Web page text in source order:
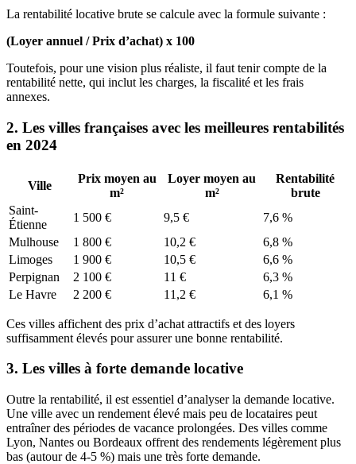
La rentabilité locative brute se calcule avec la formule suivante :
(Loyer annuel / Prix d’achat) x 100
Toutefois, pour une vision plus réaliste, il faut tenir compte de la
rentabilité nette, qui inclut les charges, la fiscalité et les frais
annexes.
2. Les villes françaises avec les meilleures rentabilités
en 2024
Ville
Prix moyen au
m²
Loyer moyen au
m²
Rentabilité
brute
Saint-
Étienne
1 500 € 9,5 €
7,6 %
Mulhouse
1 800 € 10,2 €
6,8 %
Limoges
1 900 € 10,5 €
6,6 %
Perpignan
2 100 € 11 €
6,3 %
Le Havre
2 200 € 11,2 € 6,1 %
Ces villes affichent des prix d’achat attractifs et des loyers
suffisamment élevés pour assurer une bonne rentabilité.
3. Les villes à forte demande locative
Outre la rentabilité, il est essentiel d’analyser la demande locative.
Une ville avec un rendement élevé mais peu de locataires peut
entraîner des périodes de vacance prolongées. Des villes comme
Lyon, Nantes ou Bordeaux offrent des rendements légèrement plus
bas (autour de 4-5 %) mais une très forte demande.